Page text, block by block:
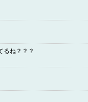
るね？？？